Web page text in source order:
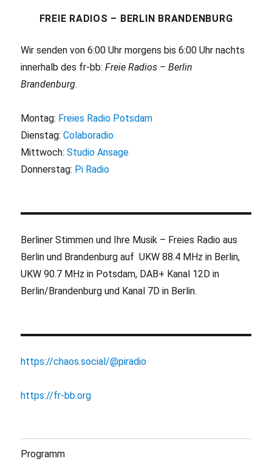
FREIE RADIOS – BERLIN BRANDENBURG
Wir senden von 6:00 Uhr morgens bis 6:00 Uhr nachts
innerhalb des fr-bb:Freie Radios – Berlin
Brandenburg.
Montag: Freies Radio Potsdam
Dienstag:Colaboradio
Mittwoch:Studio Ansage
Donnerstag: Pi Radio
Berliner Stimmen und Ihre Musik – Freies Radio aus
Berlin und Brandenburg auf UKW 88.4 MHz in Berlin,
UKW 90.7 MHz in Potsdam, DAB+ Kanal 12D in
Berlin/Brandenburg und Kanal 7D in Berlin.
https://chaos.social/@piradio
https://fr-bb.org
Programm